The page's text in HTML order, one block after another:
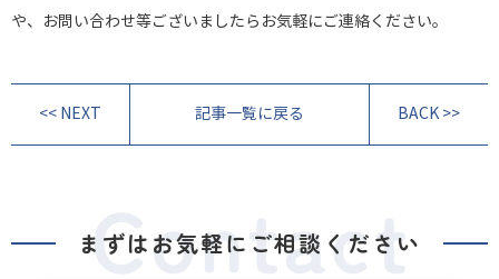
や、お問い合わせ等ございましたらお気軽にご連絡ください。
<< NEXT 記事一覧に戻る BACK >>
まずはお気軽にご相談ください